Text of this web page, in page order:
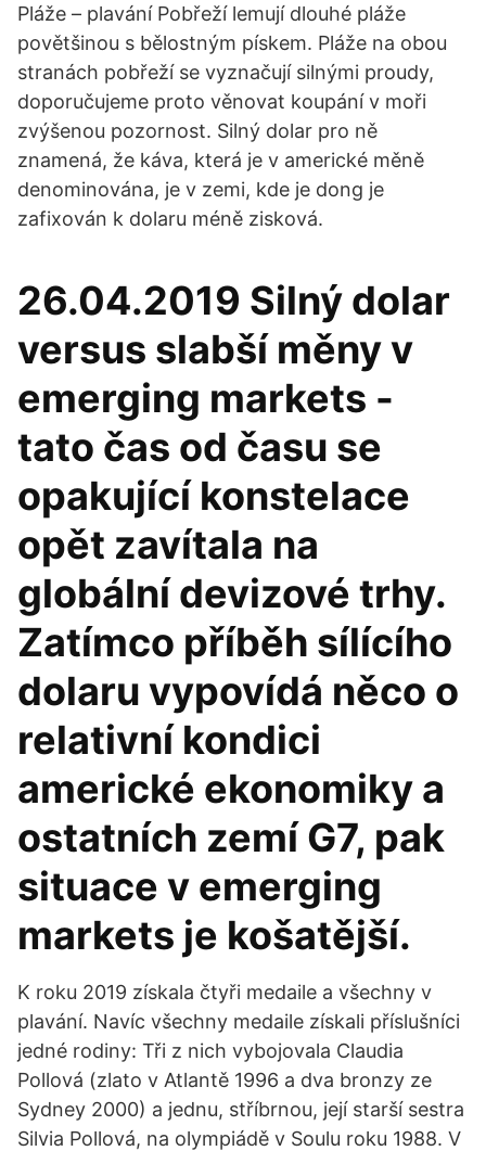
Pláže – plavání Pobřeží lemují dlouhé pláže
povětšinou s bělostným pískem. Pláže na obou
stranách pobřeží se vyznačují silnými proudy,
doporučujeme proto věnovat koupání v moři
zvýšenou pozornost. Silný dolar pro ně
znamená, že káva, která je v americké měně
denominována, je v zemi, kde je dong je
zafixován k dolaru méně zisková.
26.04.2019 Silný dolar
versus slabší měny v
emerging markets -
tato čas od času se
opakující konstelace
opět zavítala na
globální devizové trhy.
Zatímco příběh sílícího
dolaru vypovídá něco o
relativní kondici
americké ekonomiky a
ostatních zemí G7, pak
situace v emerging
markets je košatější.
K roku 2019 získala čtyři medaile a všechny v
plavání. Navíc všechny medaile získali příslušníci
jedné rodiny: Tři z nich vybojovala Claudia
Pollová (zlato v Atlantě 1996 a dva bronzy ze
Sydney 2000) a jednu, stříbrnou, její starší sestra
Silvia Pollová, na olympiádě v Soulu roku 1988. V